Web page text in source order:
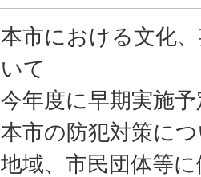
本市における文化
いて
今年度に早期実施
本市の防犯対策に
地域、市民団体等